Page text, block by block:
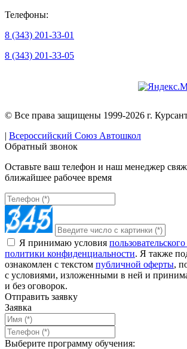
Телефоны:
8 (343) 201-33-01
8 (343) 201-33-05
© Все права защищены 1999-2026 г.
| Всероссийский Союз Автошкол
Обратный звонок
Оставьте ваш телефон и наш менеджер
ближайшее рабочее время
Я принимаю условия
политики конфиденциальности. Я также
ознакомлен с текстом публичной оферты,
с условиями, изложенными в ней и
и без оговорок.
Отправить заявку
Заявка
Выберите программу обучения: